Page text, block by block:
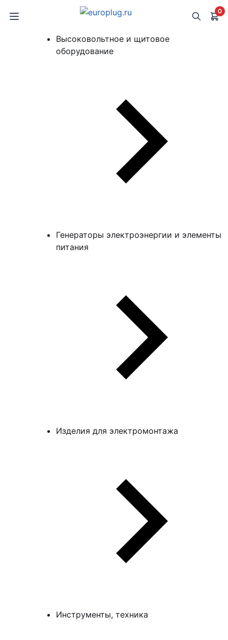
0
Высоковольтное и щитовое
оборудование
Генераторы электроэнергии и элементы
питания
Изделия для электромонтажа
Инструменты, техника